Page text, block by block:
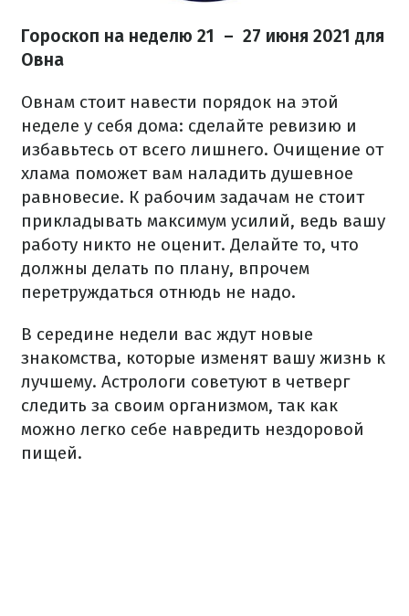
Гороскоп на неделю 21 – 27 июня 2021 для
Овна
Овнам стоит навести порядок на этой
неделе у себя дома: сделайте ревизию и
избавьтесь от всего лишнего. Очищение от
хлама поможет вам наладить душевное
равновесие. К рабочим задачам не стоит
прикладывать максимум усилий, ведь вашу
работу никто не оценит. Делайте то, что
должны делать по плану, впрочем
перетруждаться отнюдь не надо.
В середине недели вас ждут новые
знакомства, которые изменят вашу жизнь к
лучшему. Астрологи советуют в четверг
следить за своим организмом, так как
можно легко себе навредить нездоровой
пищей.